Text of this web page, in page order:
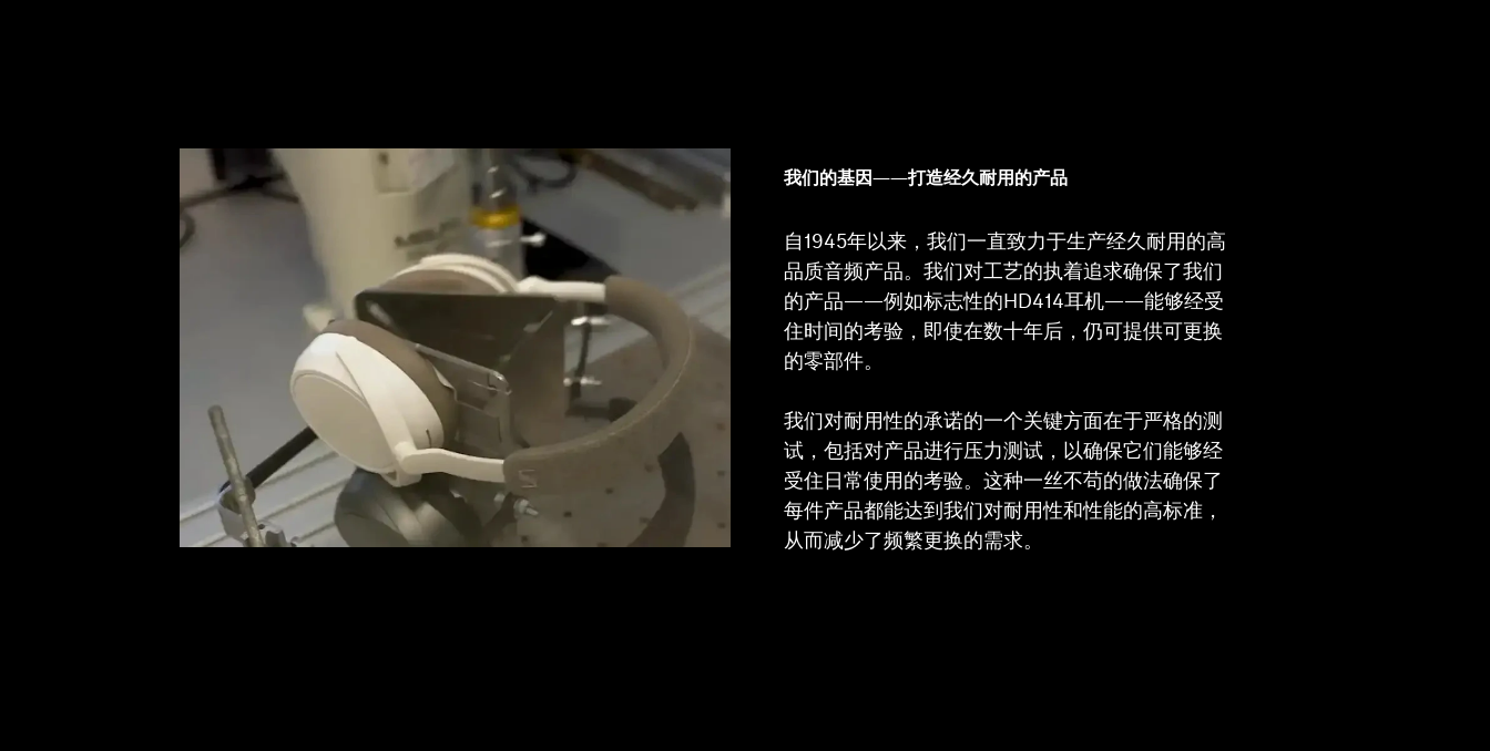
我们的基因——打造经久耐用的产品
自1945年以来，我们一直致力于生产经久耐用的高
品质音频产品。我们对工艺的执着追求确保了我们
的产品——例如标志性的HD414耳机——能够经受
住时间的考验，即使在数十年后，仍可提供可更换
的零部件。
我们对耐用性的承诺的一个关键方面在于严格的测
试，包括对产品进行压力测试，以确保它们能够经
受住日常使用的考验。这种一丝不苟的做法确保了
每件产品都能达到我们对耐用性和性能的高标准，
从而减少了频繁更换的需求。